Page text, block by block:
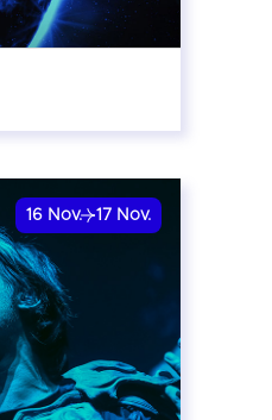
16 Nov. 17 Nov.